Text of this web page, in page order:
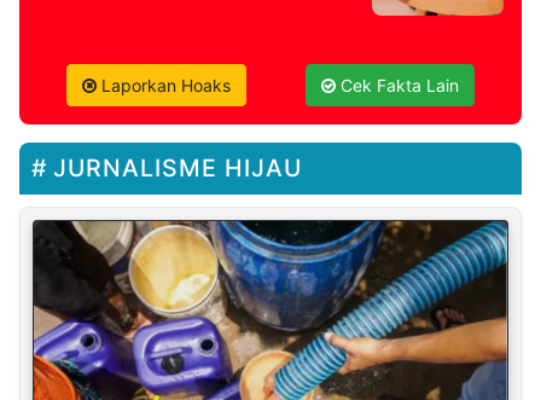
Laporkan Hoaks Cek Fakta Lain
JURNALISME HIJAU